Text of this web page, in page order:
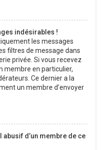
indésirables !
les messages
filtres de message dans
privée. Si vous recevez
membre en particulier,
Ce dernier a la
un membre d’envoyer
abusif d’un membre de ce